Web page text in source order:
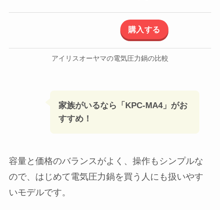
購入する
アイリスオーヤマの電気圧力鍋の比較
家族がいるなら「KPC-MA4」がお
すすめ！
容量と価格のバランスがよく、操作もシンプルな
ので、はじめて電気圧力鍋を買う人にも扱いやす
いモデルです。